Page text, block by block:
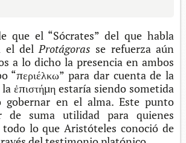
que el “Sócra­tes” del que habla
el delProtágoras se refuer­za aún
a lo dicho la pre­sen­cia en ambos
“περιέλκω” para dar cuen­ta de la
ἐπιστήμη esta­ría sien­do some­ti­da
gober­nar en el alma. Este punto
de suma uti­li­dad para quie­nes
lo que Aris­tó­te­les cono­ció de